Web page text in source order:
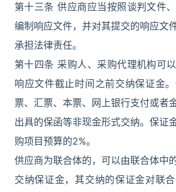
第十三条 供应商应当按照谈判文件
编制响应文件，并对其提交的响应文
承担法律责任。
第十四条 采购人、采购代理机构可
响应文件截止时间之前交纳保证金
票、汇票、本票、网上银行支付或者
出具的保函等非现金形式交纳。保证
购项目预算的2%。
供应商为联合体的，可以由联合体中
交纳保证金，其交纳的保证金对联